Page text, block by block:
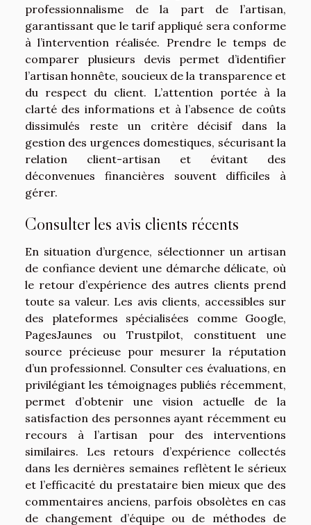
professionnalisme de la part de l’artisan,
garantissant que le tarif appliqué sera conforme
à l’intervention réalisée. Prendre le temps de
comparer plusieurs devis permet d’identifier
l’artisan honnête, soucieux de la transparence et
du respect du client. L’attention portée à la
clarté des informations et à l’absence de coûts
dissimulés reste un critère décisif dans la
gestion des urgences domestiques, sécurisant la
relation client-artisan et évitant des
déconvenues financières souvent difficiles à
gérer.
Consulter les avis clients récents
En situation d’urgence, sélectionner un artisan
de confiance devient une démarche délicate, où
le retour d’expérience des autres clients prend
toute sa valeur. Les avis clients, accessibles sur
des plateformes spécialisées comme Google,
PagesJaunes ou Trustpilot, constituent une
source précieuse pour mesurer la réputation
d’un professionnel. Consulter ces évaluations, en
privilégiant les témoignages publiés récemment,
permet d’obtenir une vision actuelle de la
satisfaction des personnes ayant récemment eu
recours à l’artisan pour des interventions
similaires. Les retours d’expérience collectés
dans les dernières semaines reflètent le sérieux
et l’efficacité du prestataire bien mieux que des
commentaires anciens, parfois obsolètes en cas
de changement d’équipe ou de méthodes de